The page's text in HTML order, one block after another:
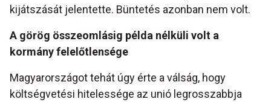
kijátszását jelentette. Büntetés azonban nem volt.
A görög összeomlásig példa nélküli volt a
kormány felelőtlensége
Magyarországot tehát úgy érte a válság, hogy
költségvetési hitelessége az unió legrosszabbja